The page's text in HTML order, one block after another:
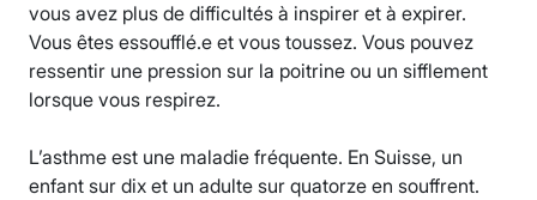
vous avez plus de difficultés à inspirer et à expirer.
Vous êtes essoufflé.e et vous toussez. Vous pouvez
ressentir une pression sur la poitrine ou un sifflement
lorsque vous respirez.
L’asthme est une maladie fréquente. En Suisse, un
enfant sur dix et un adulte sur quatorze en souffrent.